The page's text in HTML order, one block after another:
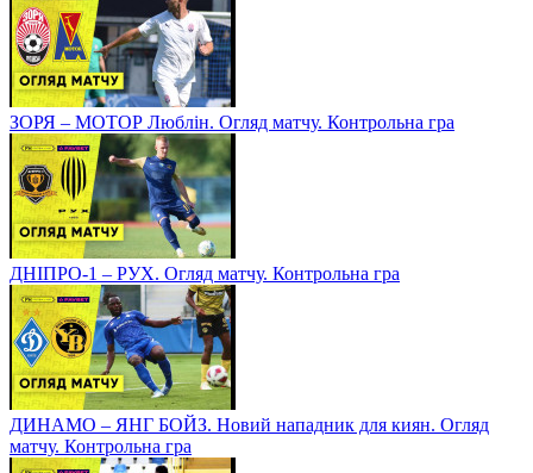
ЗОРЯ – МОТОР Люблін. Огляд матчу. Контрольна гра
ДНІПРО-1 – РУХ. Огляд матчу. Контрольна гра
ДИНАМО – ЯНГ БОЙЗ. Новий нападник для киян. Огляд
матчу. Контрольна гра